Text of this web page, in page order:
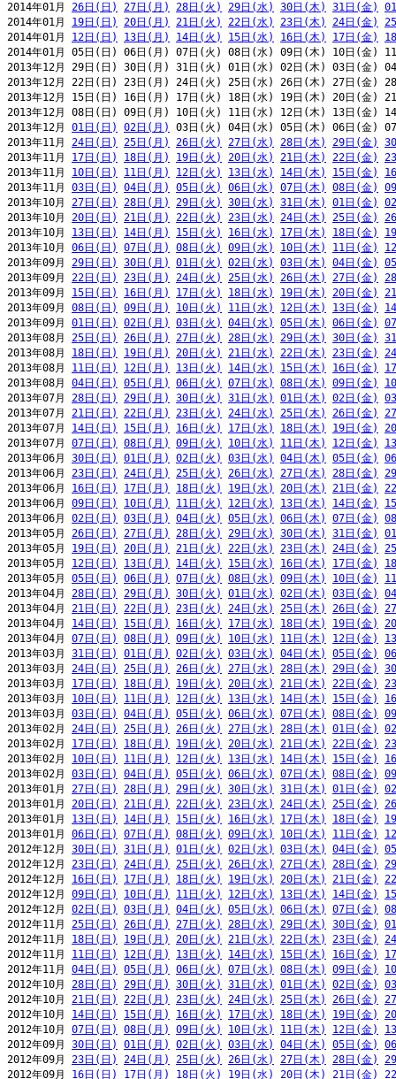
2014年01月 26日(日) 27日(月) 28日(火) 29日(水) 30日(木) 31日(金)
2014年01月 19日(日) 20日(月) 21日(火) 22日(水) 23日(木) 24日(金)
2014年01月 12日(日) 13日(月) 14日(火) 15日(水) 16日(木) 17日(金)
2014年01月 05日(日) 06日(月) 07日(火) 08日(水) 09日(木) 10日(金)
2013年12月 29日(日) 30日(月) 31日(火) 01日(水) 02日(木) 03日(金)
2013年12月 22日(日) 23日(月) 24日(火) 25日(水) 26日(木) 27日(金)
2013年12月 15日(日) 16日(月) 17日(火) 18日(水) 19日(木) 20日(金)
2013年12月 08日(日) 09日(月) 10日(火) 11日(水) 12日(木) 13日(金)
2013年12月 01日(日) 02日(月)
03日(火) 04日(水) 05日(木) 06日(金)
2013年11月 24日(日) 25日(月) 26日(火) 27日(水) 28日(木) 29日(金)
2013年11月 17日(日) 18日(月) 19日(火) 20日(水) 21日(木) 22日(金)
2013年11月 10日(日) 11日(月) 12日(火) 13日(水) 14日(木) 15日(金)
2013年11月 03日(日) 04日(月) 05日(火) 06日(水) 07日(木) 08日(金)
2013年10月 27日(日) 28日(月) 29日(火) 30日(水) 31日(木) 01日(金)
2013年10月 20日(日) 21日(月) 22日(火) 23日(水) 24日(木) 25日(金)
2013年10月 13日(日) 14日(月) 15日(火) 16日(水) 17日(木) 18日(金)
2013年10月 06日(日) 07日(月) 08日(火) 09日(水) 10日(木) 11日(金)
2013年09月 29日(日) 30日(月) 01日(火) 02日(水) 03日(木) 04日(金)
2013年09月 22日(日) 23日(月) 24日(火) 25日(水) 26日(木) 27日(金)
2013年09月 15日(日) 16日(月) 17日(火) 18日(水) 19日(木) 20日(金)
2013年09月 08日(日) 09日(月) 10日(火) 11日(水) 12日(木) 13日(金)
2013年09月 01日(日) 02日(月) 03日(火) 04日(水) 05日(木) 06日(金)
2013年08月 25日(日) 26日(月) 27日(火) 28日(水) 29日(木) 30日(金)
2013年08月 18日(日) 19日(月) 20日(火) 21日(水) 22日(木) 23日(金)
2013年08月 11日(日) 12日(月) 13日(火) 14日(水) 15日(木) 16日(金)
2013年08月 04日(日) 05日(月) 06日(火) 07日(水) 08日(木) 09日(金)
2013年07月 28日(日) 29日(月) 30日(火) 31日(水) 01日(木) 02日(金)
2013年07月 21日(日) 22日(月) 23日(火) 24日(水) 25日(木) 26日(金)
2013年07月 14日(日) 15日(月) 16日(火) 17日(水) 18日(木) 19日(金)
2013年07月 07日(日) 08日(月) 09日(火) 10日(水) 11日(木) 12日(金)
2013年06月 30日(日) 01日(月) 02日(火) 03日(水) 04日(木) 05日(金)
2013年06月 23日(日) 24日(月) 25日(火) 26日(水) 27日(木) 28日(金)
2013年06月 16日(日) 17日(月) 18日(火) 19日(水) 20日(木) 21日(金)
2013年06月 09日(日) 10日(月) 11日(火) 12日(水) 13日(木) 14日(金)
2013年06月 02日(日) 03日(月) 04日(火) 05日(水) 06日(木) 07日(金)
2013年05月 26日(日) 27日(月) 28日(火) 29日(水) 30日(木) 31日(金)
2013年05月 19日(日) 20日(月) 21日(火) 22日(水) 23日(木) 24日(金)
2013年05月 12日(日) 13日(月) 14日(火) 15日(水) 16日(木) 17日(金)
2013年05月 05日(日) 06日(月) 07日(火) 08日(水) 09日(木) 10日(金)
2013年04月 28日(日) 29日(月) 30日(火) 01日(水) 02日(木) 03日(金)
2013年04月 21日(日) 22日(月) 23日(火) 24日(水) 25日(木) 26日(金)
2013年04月 14日(日) 15日(月) 16日(火) 17日(水) 18日(木) 19日(金)
2013年04月 07日(日) 08日(月) 09日(火) 10日(水) 11日(木) 12日(金)
2013年03月 31日(日) 01日(月) 02日(火) 03日(水) 04日(木) 05日(金)
2013年03月 24日(日) 25日(月) 26日(火) 27日(水) 28日(木) 29日(金)
2013年03月 17日(日) 18日(月) 19日(火) 20日(水) 21日(木) 22日(金)
2013年03月 10日(日) 11日(月) 12日(火) 13日(水) 14日(木) 15日(金)
2013年03月 03日(日) 04日(月) 05日(火) 06日(水) 07日(木) 08日(金)
2013年02月 24日(日) 25日(月) 26日(火) 27日(水) 28日(木) 01日(金)
2013年02月 17日(日) 18日(月) 19日(火) 20日(水) 21日(木) 22日(金)
2013年02月 10日(日) 11日(月) 12日(火) 13日(水) 14日(木) 15日(金)
2013年02月 03日(日) 04日(月) 05日(火) 06日(水) 07日(木) 08日(金)
2013年01月 27日(日) 28日(月) 29日(火) 30日(水) 31日(木) 01日(金)
2013年01月 20日(日) 21日(月) 22日(火) 23日(水) 24日(木) 25日(金)
2013年01月 13日(日) 14日(月) 15日(火) 16日(水) 17日(木) 18日(金)
2013年01月 06日(日) 07日(月) 08日(火) 09日(水) 10日(木) 11日(金)
2012年12月 30日(日) 31日(月) 01日(火) 02日(水) 03日(木) 04日(金)
2012年12月 23日(日) 24日(月) 25日(火) 26日(水) 27日(木) 28日(金)
2012年12月 16日(日) 17日(月) 18日(火) 19日(水) 20日(木) 21日(金)
2012年12月 09日(日) 10日(月) 11日(火) 12日(水) 13日(木) 14日(金)
2012年12月 02日(日) 03日(月) 04日(火) 05日(水) 06日(木) 07日(金)
2012年11月 25日(日) 26日(月) 27日(火) 28日(水) 29日(木) 30日(金)
2012年11月 18日(日) 19日(月) 20日(火) 21日(水) 22日(木) 23日(金)
2012年11月 11日(日) 12日(月) 13日(火) 14日(水) 15日(木) 16日(金)
2012年11月 04日(日) 05日(月) 06日(火) 07日(水) 08日(木) 09日(金)
2012年10月 28日(日) 29日(月) 30日(火) 31日(水) 01日(木) 02日(金)
2012年10月 21日(日) 22日(月) 23日(火) 24日(水) 25日(木) 26日(金)
2012年10月 14日(日) 15日(月) 16日(火) 17日(水) 18日(木) 19日(金)
2012年10月 07日(日) 08日(月) 09日(火) 10日(水) 11日(木) 12日(金)
2012年09月 30日(日) 01日(月) 02日(火) 03日(水) 04日(木) 05日(金)
2012年09月 23日(日) 24日(月) 25日(火) 26日(水) 27日(木) 28日(金)
2012年09月 16日(日) 17日(月) 18日(火) 19日(水) 20日(木) 21日(金)